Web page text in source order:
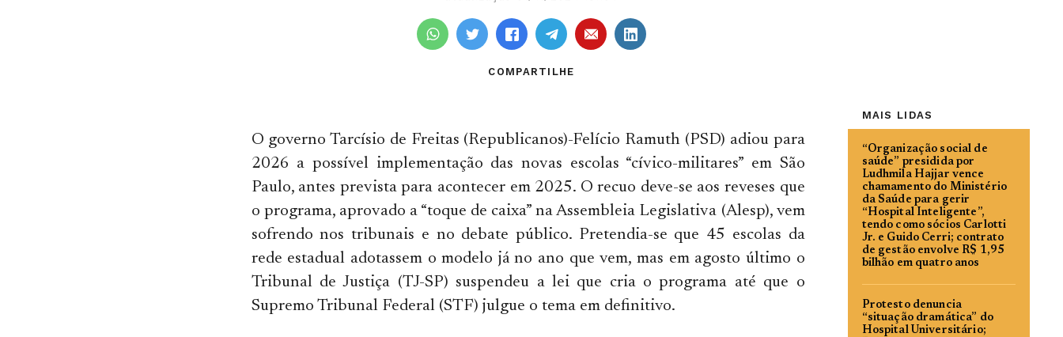
COMPARTILHE
O governo Tarcísio de Freitas (Republicanos)-Felício Ramuth (PSD) adiou para
2026 a possível implementação das novas escolas “cívico-militares” em São
Paulo, antes prevista para acontecer em 2025. O recuo deve-se aos reveses que
o programa, aprovado a “toque de caixa” na Assembleia Legislativa (Alesp), vem
sofrendo nos tribunais e no debate público. Pretendia-se que 45 escolas da
rede estadual adotassem o modelo já no ano que vem, mas em agosto último o
Tribunal de Justiça (TJ-SP) suspendeu a lei que cria o programa até que o
Supremo Tribunal Federal (STF) julgue o tema em definitivo.
MAIS LIDAS
“Organização social de
saúde” presidida por
Ludhmila Hajjar vence
chamamento do Ministério
da Saúde para gerir
“Hospital Inteligente”,
tendo como sócios Carlotti
Jr. e Guido Cerri; contrato
de gestão envolve R$ 1,95
bilhão em quatro anos
Protesto denuncia
“situação dramática” do
Hospital Universitário;